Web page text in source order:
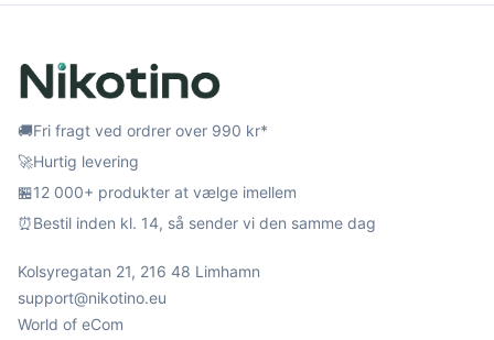
🚚Fri fragt ved ordrer over 990 kr*
🚀Hurtig levering
🏪12 000+ produkter at vælge imellem
⏰Bestil inden kl. 14, så sender vi den samme dag
Kolsyregatan 21, 216 48 Limhamn
support@nikotino.eu
World of eCom